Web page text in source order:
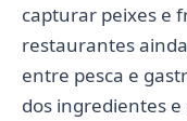
capturar peixes e
restaurantes
entre pesca e
dos ingredientes